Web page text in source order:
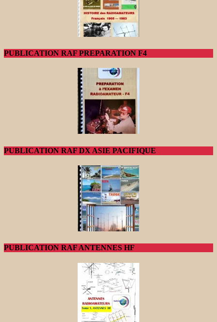
PUBLICATION RAF PREPARATION F4
PUBLICATION RAF DX ASIE PACIFIQUE
PUBLICATION RAF ANTENNES HF